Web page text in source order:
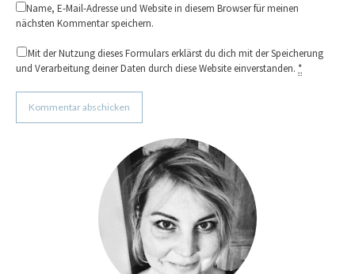
Name, E-Mail-Adresse und Website in diesem Browser für meinen
nächsten Kommentar speichern.
Mit der Nutzung dieses Formulars erklärst du dich mit der Speicherung
und Verarbeitung deiner Daten durch diese Website einverstanden. *